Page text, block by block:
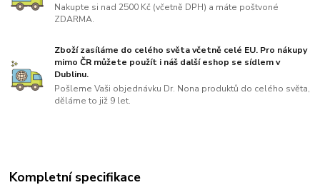
Nakupte si nad 2500 Kč (včetně DPH) a máte poštvoné
ZDARMA.
Zboží zasíláme do celého světa včetně celé EU. Pro nákupy
mimo ČR můžete použít i náš další eshop se sídlem v
Dublinu.
Pošleme Vaši objednávku Dr. Nona produktů do celého světa,
děláme to již 9 let.
Kompletní specifikace